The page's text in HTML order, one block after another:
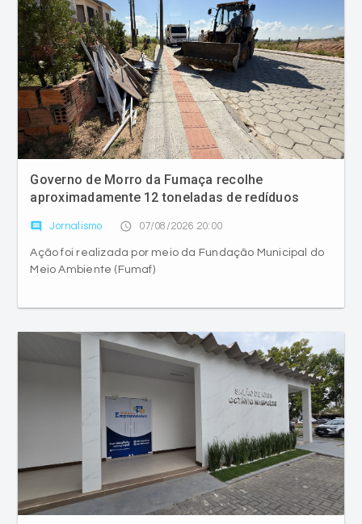
Governo de Morro da Fumaça recolhe
aproximadamente 12 toneladas de redíduos
comment Jornalismo access_time 07/08/2026 20:00
Ação foi realizada por meio da Fundação Municipal do
Meio Ambiente (Fumaf)